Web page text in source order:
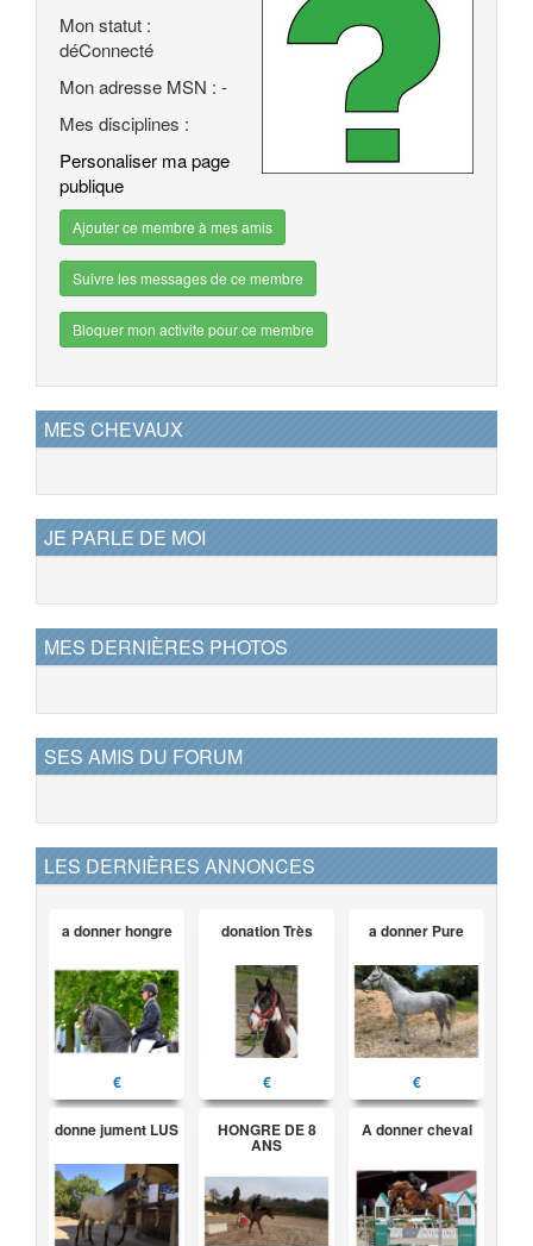
Mon statut :
déConnecté
Mon adresse MSN : -
Mes disciplines :
Personaliser ma page
publique
Ajouter ce membre à mes amis
Suivre les messages de ce membre
Bloquer mon activite pour ce membre
MES CHEVAUX
JE PARLE DE MOI
MES DERNIÈRES PHOTOS
SES AMIS DU FORUM
LES DERNIÈRES ANNONCES
a donner hongre
€
donation Très
€
a donner Pure
€
donne jument LUS HONGRE DE 8
ANS
A donner cheval